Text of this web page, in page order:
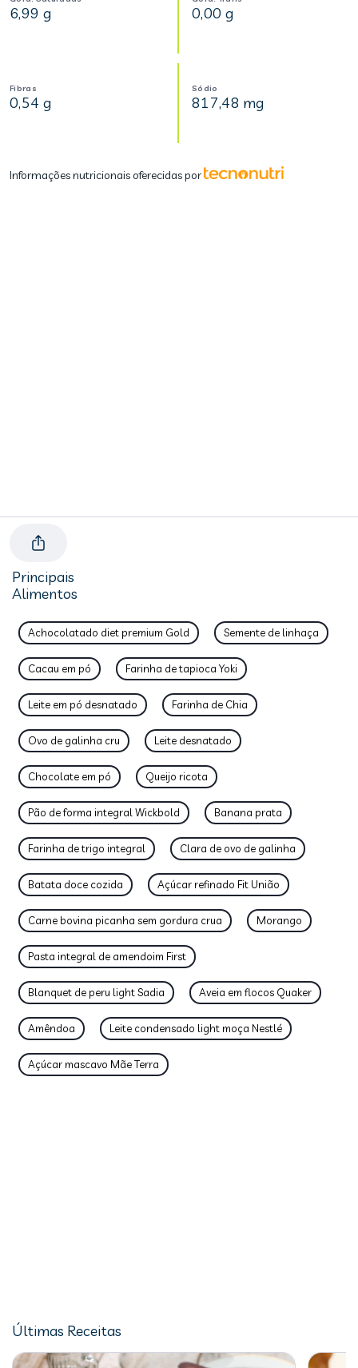
6,99 g 0,00 g
Fibras
0,54 g
Sódio
817,48 mg
Informações nutricionais oferecidas por
Principais
Alimentos
Achocolatado diet premium Gold Semente de linhaça
Cacau em pó Farinha de tapioca Yoki
Leite em pó desnatado Farinha de Chia
Ovo de galinha cru Leite desnatado
Chocolate em pó Queijo ricota
Pão de forma integral Wickbold Banana prata
Farinha de trigo integral Clara de ovo de galinha
Batata doce cozida Açúcar refinado Fit União
Carne bovina picanha sem gordura crua Morango
Pasta integral de amendoim First
Blanquet de peru light Sadia Aveia em flocos Quaker
Amêndoa Leite condensado light moça Nestlé
Açúcar mascavo Mãe Terra
Últimas Receitas